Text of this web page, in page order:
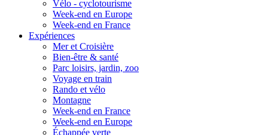
Vélo - cyclotourisme
Week-end en Europe
Week-end en France
Expériences
Mer et Croisière
Bien-être & santé
Parc loisirs, jardin, zoo
Voyage en train
Rando et vélo
Montagne
Week-end en France
Week-end en Europe
Échappée verte